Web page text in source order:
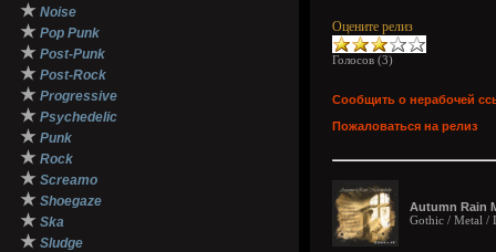
★ Noise
★ Pop Punk
★ Post-Punk
★ Post-Rock
★ Progressive
★ Psychedelic
★ Punk
★ Rock
★ Screamo
★ Shoegaze
★ Ska
★ Sludge
Оцените релиз
Голосов (3)
Сообщить о нерабочей
Пожаловаться на релиз
Autumn Rain
Gothic / Metal /